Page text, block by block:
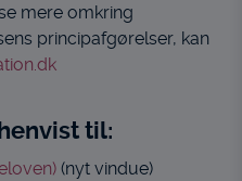
mere omkring
principafgørelser, kan
til:
(nyt vindue)